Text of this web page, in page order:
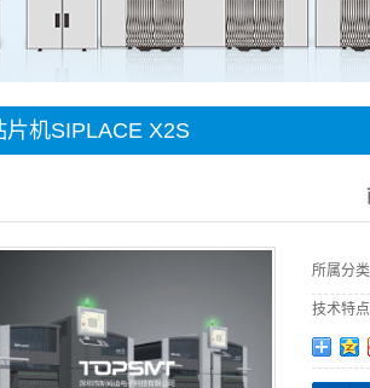
元件贴装
片机SIPLACE X2S
所属分类
技术特点